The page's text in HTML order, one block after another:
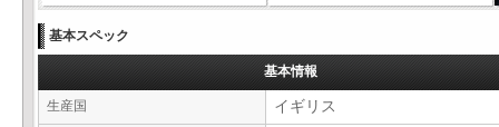
基本スペック
基本情報
生産国 イギリス